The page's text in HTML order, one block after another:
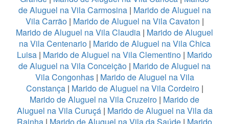
de Aluguel na Vila Carmosina| Marido de Aluguel na
Vila Carrão| Marido de Aluguel na Vila Cavaton |
Marido de Aluguel na Vila Claudia | Marido de Aluguel
na Vila Centenario| Marido de Aluguel na Vila Chica
Luisa | Marido de Aluguel na Vila Clementino | Marido
de Aluguel na Vila Conceição | Marido de Aluguel na
Vila Congonhas| Marido de Aluguel na Vila
Constança| Marido de Aluguel na Vila Cordeiro|
Marido de Aluguel na Vila Cruzeiro | Marido de
Aluguel na Vila Curuçá | Marido de Aluguel na Vila da